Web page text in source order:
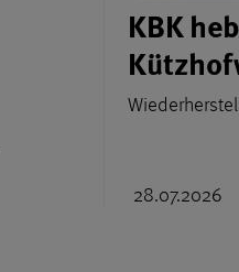
KBK
28.07.2026